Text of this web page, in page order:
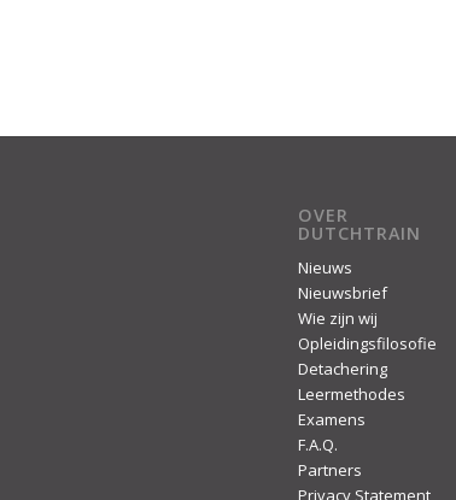
OVER
DUTCHTRAIN
Nieuws
Nieuwsbrief
Wie zijn wij
Opleidingsfilosofie
Detachering
Leermethodes
Examens
F.A.Q.
Partners
Privacy Statement